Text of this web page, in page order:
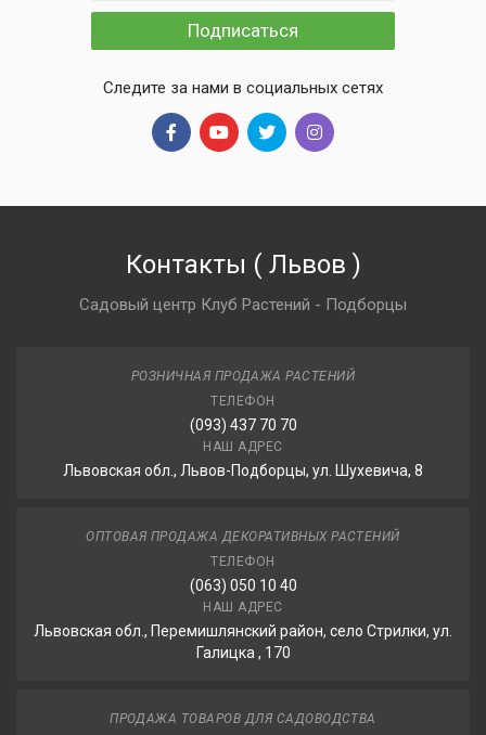
Подписаться
Следите за нами в социальных сетях
Контакты ( Львов )
Садовый центр Клуб Растений - Подборцы
РОЗНИЧНАЯ ПРОДАЖА РАСТЕНИЙ
ТЕЛЕФОН
(093) 437 70 70
НАШ АДРЕС
Львовская обл., Львов-Подборцы, ул. Шухевича, 8
ОПТОВАЯ ПРОДАЖА ДЕКОРАТИВНЫХ РАСТЕНИЙ
ТЕЛЕФОН
(063) 050 10 40
НАШ АДРЕС
Львовская обл., Перемишлянский район, село Стрилки, ул.
Галицка , 170
ПРОДАЖА ТОВАРОВ ДЛЯ САДОВОДСТВА